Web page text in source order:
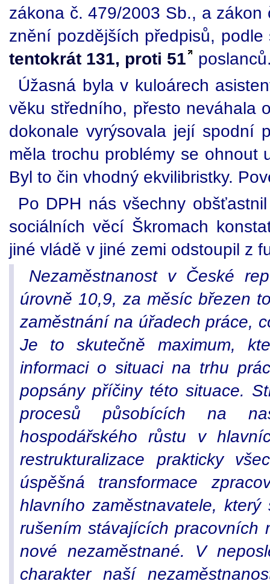
zákona č. 479/2003 Sb., a
znění pozdějších předpisů,
tentokrát 131, proti 51
Úžasná byla v kuloárech
věku středního, přesto neváhala
dokonale vyrýsovala její spodní
měla trochu problémy se ohnout
Byl to čin vhodný ekvilibristky.
Po DPH nás všechny
sociálních věcí Škromach
jiné vládě v jiné zemi odstoupil z
Nezaměstnanost v České
úrovně 10,9, za měsíc březen
zaměstnání na úřadech práce,
Je to skutečně maximum,
informaci o situaci na trhu
popsány příčiny této situace.
procesů působících na
hospodářského růstu v
restrukturalizace prakticky
úspěšná transformace
hlavního zaměstnavatele,
rušením stávajících
nové nezaměstnané. V
charakter naší